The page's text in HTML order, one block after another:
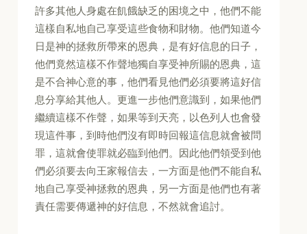
許多其他人身處在飢餓缺乏的困境之中，他們不能
這樣自私地自己享受這些食物和財物。他們知道今
日是神的拯救所帶來的恩典，是有好信息的日子，
他們竟然這樣不作聲地獨自享受神所賜的恩典，這
是不合神心意的事，他們看見他們必須要將這好信
息分享給其他人。更進一步他們意識到，如果他們
繼續這樣不作聲，如果等到天亮，以色列人也會發
現這件事，到時他們沒有即時回報這信息就會被問
罪，這就會使罪就必臨到他們。因此他們領受到他
們必須要去向王家報信去，一方面是他們不能自私
地自己享受神拯救的恩典，另一方面是他們也有著
責任需要傳遞神的好信息，不然就會追討。